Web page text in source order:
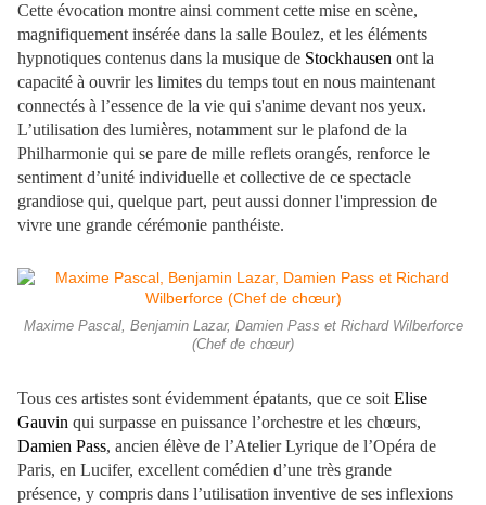
Cette évocation montre ainsi comment cette mise en scène,
magnifiquement insérée dans la salle Boulez, et les éléments
hypnotiques contenus dans la musique de Stockhausen ont la
capacité à ouvrir les limites du temps tout en nous maintenant
connectés à l’essence de la vie qui s'anime devant nos yeux.
L’utilisation des lumières, notamment sur le plafond de la
Philharmonie qui se pare de mille reflets orangés, renforce le
sentiment d’unité individuelle et collective de ce spectacle
grandiose qui, quelque part, peut aussi donner l'impression de
vivre une grande cérémonie panthéiste.
Maxime Pascal, Benjamin Lazar, Damien Pass et Richard Wilberforce
(Chef de chœur)
Tous ces artistes sont évidemment épatants, que ce soit Elise
Gauvin qui surpasse en puissance l’orchestre et les chœurs,
Damien Pass, ancien élève de l’Atelier Lyrique de l’Opéra de
Paris, en Lucifer, excellent comédien d’une très grande
présence, y compris dans l’utilisation inventive de ses inflexions